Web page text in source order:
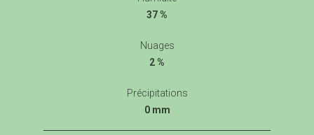
37 %
Nuages
2 %
Précipitations
0 mm